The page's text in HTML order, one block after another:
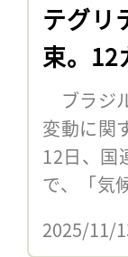
テグリ
束。12
ブラジ
変動に関
12日、国
で、「気
2025/11/